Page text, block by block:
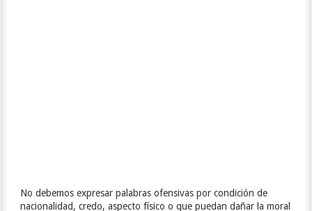
No debemos expresar palabras ofensivas por condición de
nacionalidad, credo, aspecto físico o que puedan dañar la moral